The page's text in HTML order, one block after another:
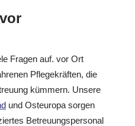
Fragen auf. vor Ort
Pflegekräften, die
kümmern. Unsere
und Osteuropa sorgen
Betreuungspersonal